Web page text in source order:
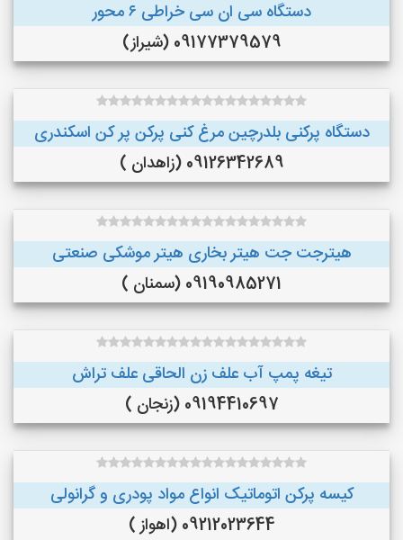
دستگاه سی ان سی خراطی ۶ محور
09177379579 (شیراز)
دستگاه پرکنی بلدرچین مرغ کنی پرکن پر کن اسکندری
09126342689 (زاهدان )
هیترجت جت هیتر بخاری هیتر موشکی صنعتی
09190985271 (سمنان )
تیغه پمپ آب علف زن الحاقی علف تراش
09194410697 (زنجان )
کیسه پرکن اتوماتیک انواع مواد پودری و گرانولی
09212023644 (اهواز )